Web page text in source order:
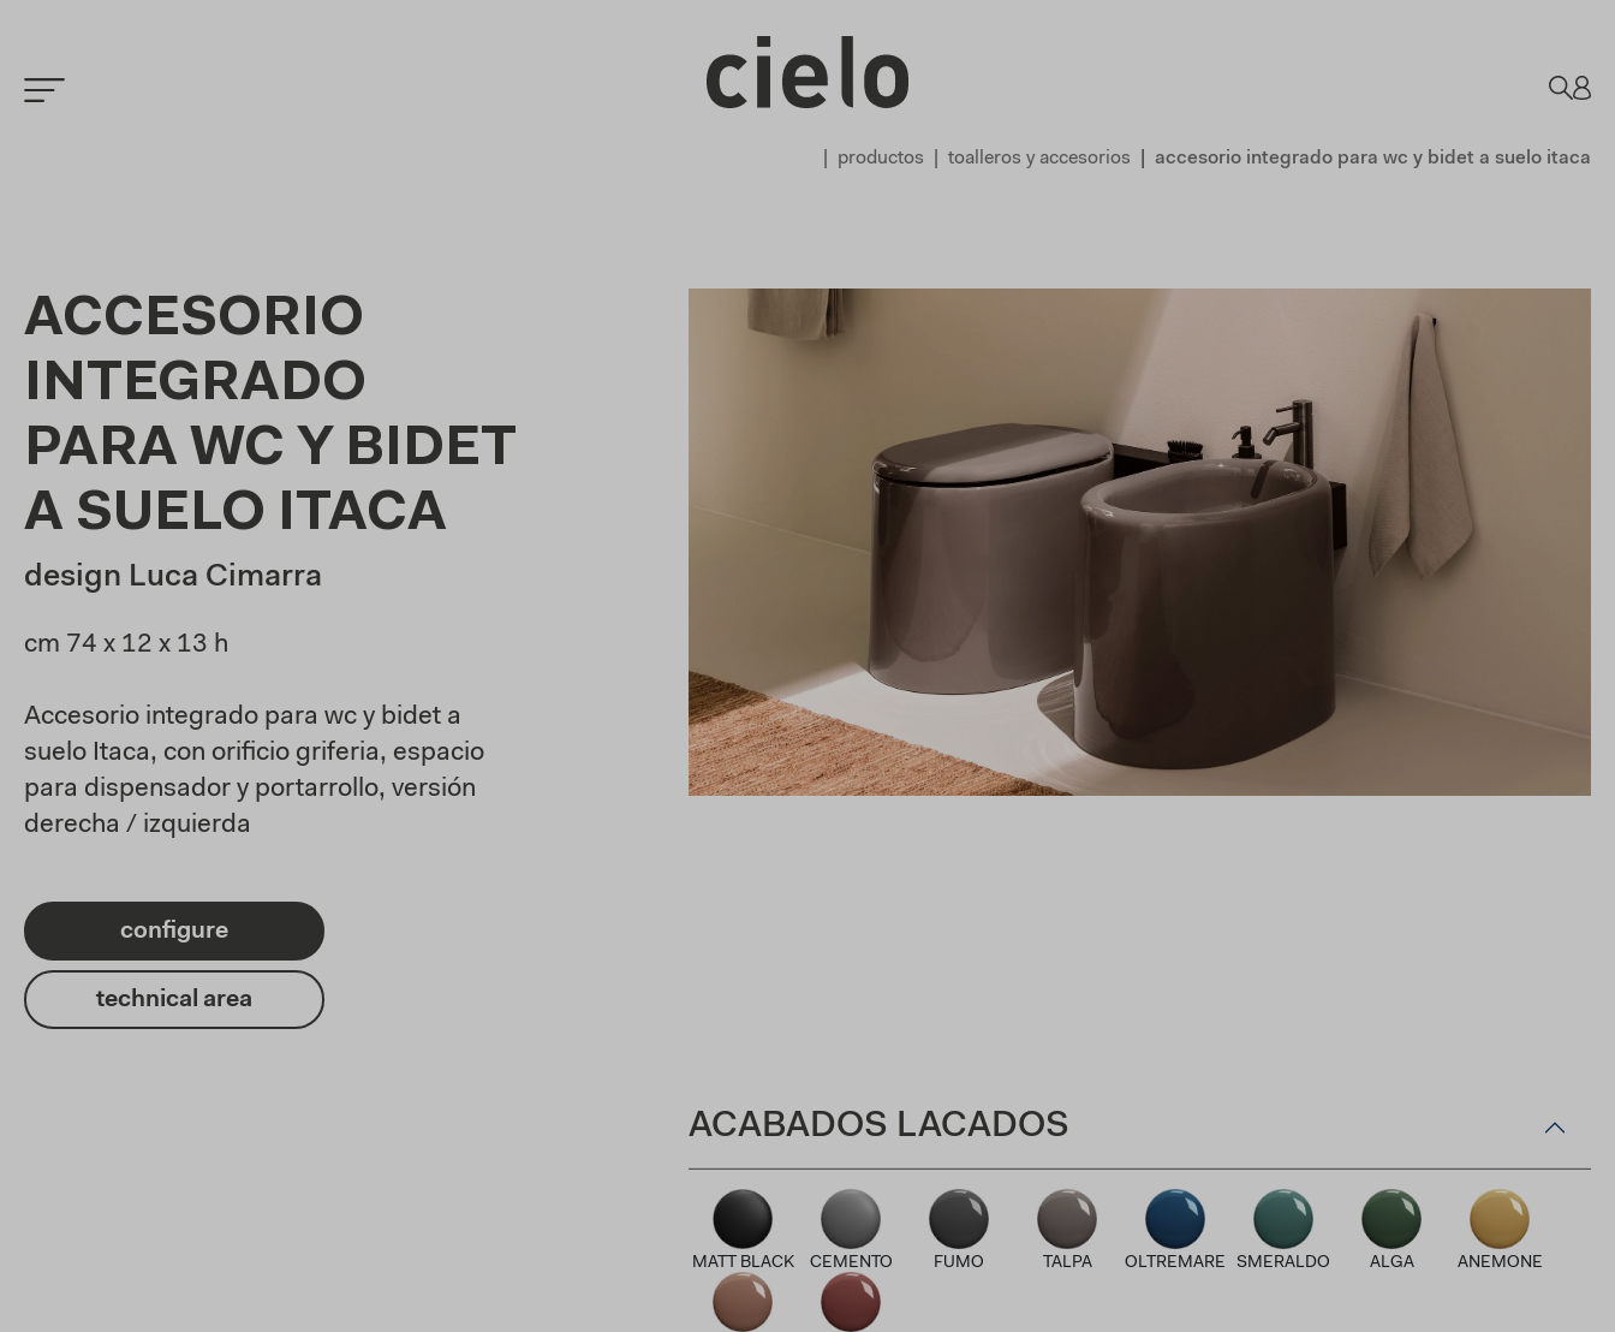
productos toalleros y accesorios accesorio integrado para wc y bidet a suelo itaca
ACCESORIO
INTEGRADO
PARA WC Y BIDET
A SUELO ITACA
design Luca Cimarra
cm 74 x 12 x 13 h
Accesorio integrado para wc y bidet a
suelo Itaca, con orificio griferia, espacio
para dispensador y portarrollo, versión
derecha / izquierda
configure
technical area
ACABADOS LACADOS
MATT BLACK CEMENTO FUMO TALPA OLTREMARE SMERALDO ALGA ANEMONE